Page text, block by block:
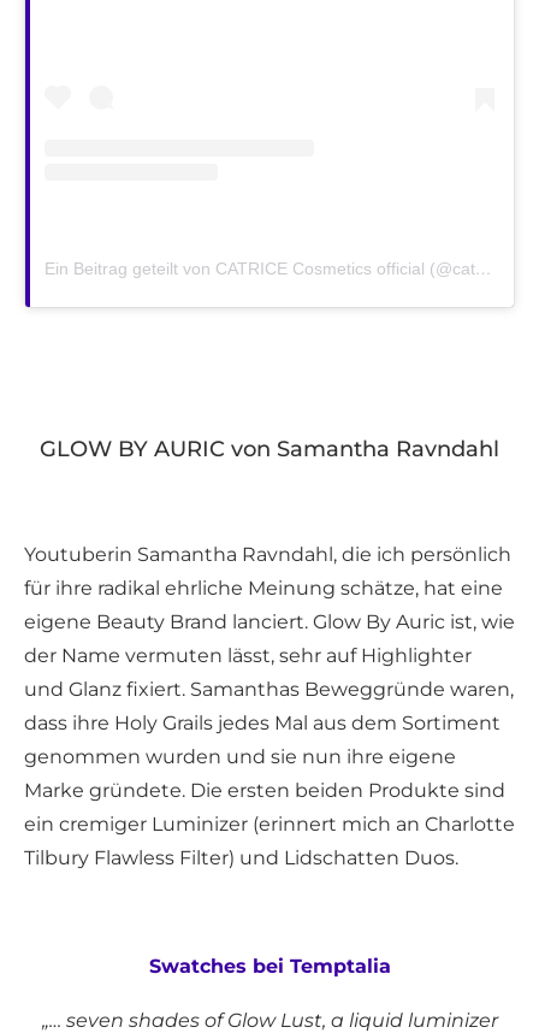
Ein Beitrag geteilt von CATRICE Cosmetics official (@catrice.cosmetics)
GLOW BY AURIC von Samantha Ravndahl
Youtuberin Samantha Ravndahl, die ich persönlich
für ihre radikal ehrliche Meinung schätze, hat eine
eigene Beauty Brand lanciert. Glow By Auric ist, wie
der Name vermuten lässt, sehr auf Highlighter
und Glanz fixiert. Samanthas Beweggründe waren,
dass ihre Holy Grails jedes Mal aus dem Sortiment
genommen wurden und sie nun ihre eigene
Marke gründete. Die ersten beiden Produkte sind
ein cremiger Luminizer (erinnert mich an Charlotte
Tilbury Flawless Filter) und Lidschatten Duos.
Swatches bei Temptalia
„… seven shades of Glow Lust, a liquid luminizer